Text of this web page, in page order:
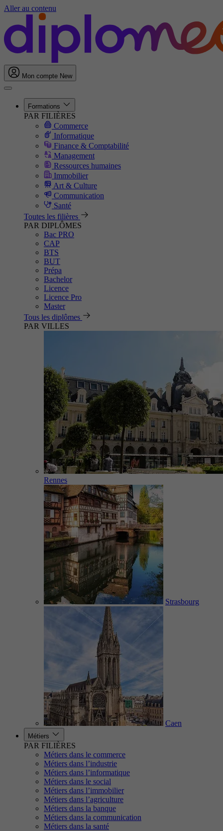
Aller au contenu
Mon compte New
Formations
PAR FILIÈRES
Commerce
Informatique
Finance & Comptabilité
Management
Ressources humaines
Immobilier
Art & Culture
Communication
Santé
Toutes les filières
PAR DIPLÔMES
Bac PRO
CAP
BTS
BUT
Prépa
Bachelor
Licence
Licence Pro
Master
Tous les diplômes
PAR VILLES
Rennes
Strasbourg
Caen
Métiers
PAR FILIÈRES
Métiers dans le commerce
Métiers dans l’industrie
Métiers dans l’informatique
Métiers dans le social
Métiers dans l’immobilier
Métiers dans l’agriculture
Métiers dans la banque
Métiers dans la communication
Métiers dans la santé